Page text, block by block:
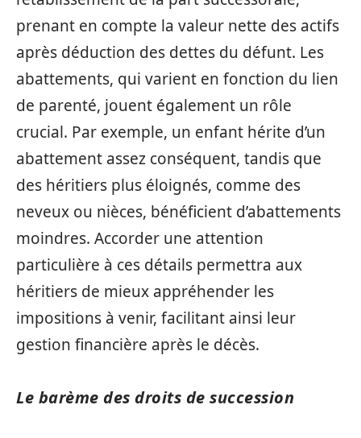
prenant en compte la valeur nette des actifs
après déduction des dettes du défunt. Les
abattements, qui varient en fonction du lien
de parenté, jouent également un rôle
crucial. Par exemple, un enfant hérite d’un
abattement assez conséquent, tandis que
des héritiers plus éloignés, comme des
neveux ou nièces, bénéficient d’abattements
moindres. Accorder une attention
particulière à ces détails permettra aux
héritiers de mieux appréhender les
impositions à venir, facilitant ainsi leur
gestion financière après le décès.
Le barème des droits de succession